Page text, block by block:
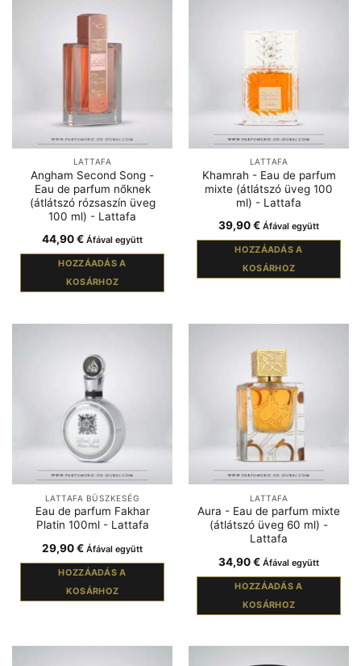
LATTAFA
Angham Second Song -
Eau de parfum nőknek
(átlátszó rózsaszín üveg
100 ml) - Lattafa
44,90€ Áfával együtt
HOZZÁADÁS A
KOSÁRHOZ
LATTAFA
Khamrah - Eau de parfum
mixte (átlátszó üveg 100
ml) - Lattafa
39,90€ Áfával együtt
HOZZÁADÁS A
KOSÁRHOZ
LATTAFA BÜSZKESÉG
Eau de parfum Fakhar
Platin 100ml - Lattafa
29,90€ Áfával együtt
HOZZÁADÁS A
KOSÁRHOZ
LATTAFA
Aura - Eau de parfum mixte
(átlátszó üveg 60 ml) -
Lattafa
34,90€ Áfával együtt
HOZZÁADÁS A
KOSÁRHOZ